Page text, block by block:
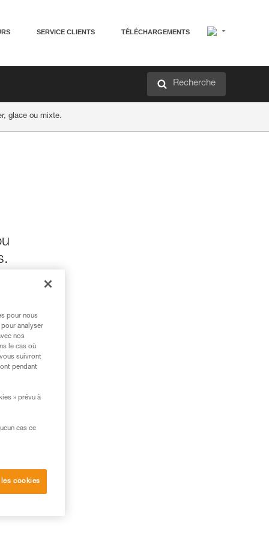
SERVICE CLIENTS TÉLÉCHARGEMENTS
Recherche
glace ou mixte.
pour nous
analyser
nos
le cas où
suivront
pendant
» prévu à
cas ce
cookies